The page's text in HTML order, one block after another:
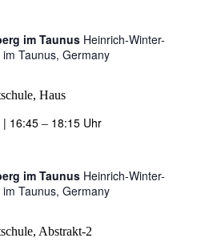
im Taunus Heinrich-Winter-
Taunus, Germany
| 16:45 – 18:15
im Taunus Heinrich-Winter-
Taunus, Germany